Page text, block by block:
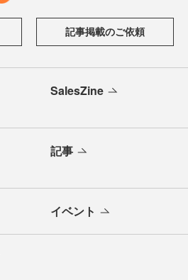
記事掲載のご依頼
SalesZine
記事
イベント